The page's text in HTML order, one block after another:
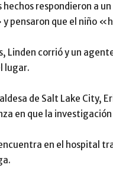
hechos respondieron a
pensaron que el niño
Linden corrió y un
lugar.
de Salt Lake
en que la
en el hospital